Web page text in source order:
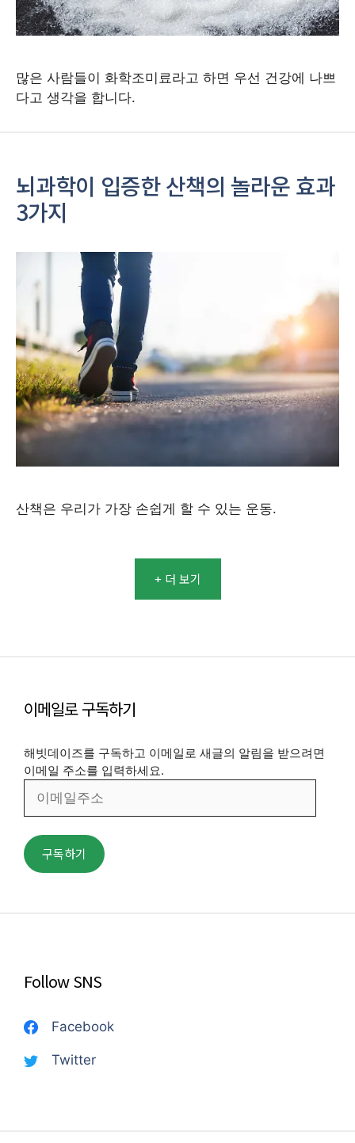
많은 사람들이 화학조미료라고 하면 우선 건강에 나쁘
다고 생각을 합니다.
뇌과학이 입증한 산책의 놀라운 효과
3가지
산책은 우리가 가장 손쉽게 할 수 있는 운동.
+ 더 보기
이메일로 구독하기
해빗데이즈를 구독하고 이메일로 새글의 알림을 받으려면
이메일 주소를 입력하세요.
주
소
구독하기
Follow SNS
Facebook
Twitter